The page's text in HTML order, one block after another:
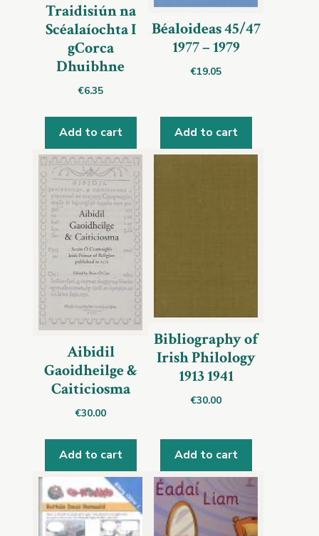
Traidisiún na
Scéalaíochta I
gCorca
Dhuibhne
€6.35
Add to cart
Béaloideas 45/47
1977 – 1979
€19.05
Add to cart
Aibidil
Gaoidheilge &
Caiticiosma
€30.00
Add to cart
Bibliography of
Irish Philology
1913 1941
€30.00
Add to cart